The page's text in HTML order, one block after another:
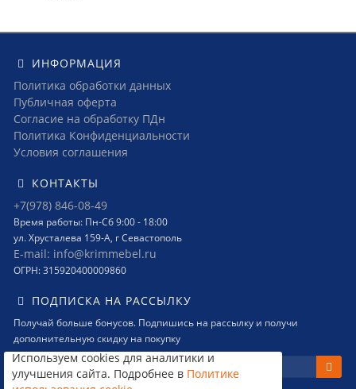
Используем cookies для аналитики и
улучшения сайта. Подробнее в Политике
ИНФОРМАЦИЯ
Политика обработки данных
Публичная оферта
Согласие на обработку ПДн
Политика Конфиденциальности
Условия соглашения
КОНТАКТЫ
+7(978) 846-08-49
Время работы: Пн-Сб 9:00 - 18:00
ул. Хрусталева 159-А, г Севастополь
E-mail: info@krimmebel.ru
ОГРН: 315920400009860
ПОДПИСКА НА РАССЫЛКУ
Получай больше бонусов. Подпишись на рассылку и получи
дополнительную скидку на покупку